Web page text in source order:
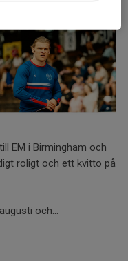
EM i Birmingham och
roligt och ett kvitto på
och...